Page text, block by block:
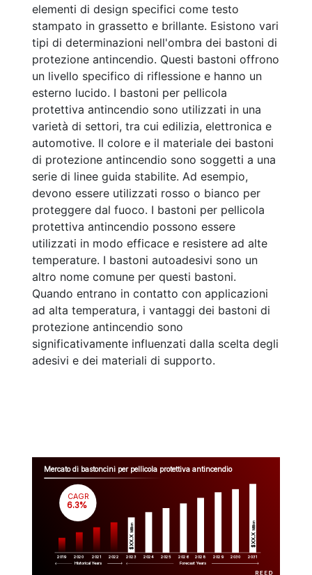
elementi di design specifici come testo
stampato in grassetto e brillante. Esistono vari
tipi di determinazioni nell'ombra dei bastoni di
protezione antincendio. Questi bastoni offrono
un livello specifico di riflessione e hanno un
esterno lucido. I bastoni per pellicola
protettiva antincendio sono utilizzati in una
varietà di settori, tra cui edilizia, elettronica e
automotive. Il colore e il materiale dei bastoni
di protezione antincendio sono soggetti a una
serie di linee guida stabilite. Ad esempio,
devono essere utilizzati rosso o bianco per
proteggere dal fuoco. I bastoni per pellicola
protettiva antincendio possono essere
utilizzati in modo efficace e resistere ad alte
temperature. I bastoni autoadesivi sono un
altro nome comune per questi bastoni.
Quando entrano in contatto con applicazioni
ad alta temperatura, i vantaggi dei bastoni di
protezione antincendio sono
significativamente influenzati dalla scelta degli
adesivi e dei materiali di supporto.
Mercato di bastoncini per pellicola protettiva antincendio
2019 2020 2021 2022 2023 2024 2025 2026 2028 2029 2030 2031
$XX.X
Million
$XX.X
Million
CAGR
6.3%
Historical Years Forecast Years